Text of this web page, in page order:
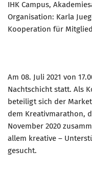
IHK Campus,
Organisation: Karla
Kooperation für
Am 08. Juli 2021 von
Nachtschicht statt. Als
beteiligt sich der
dem Kreativmarathon,
November 2020
allem kreative –
gesucht.